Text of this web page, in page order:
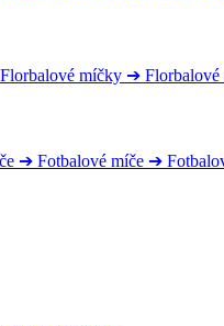
Florbalové míčky ➔
➔ Fotbalové míče ➔